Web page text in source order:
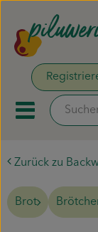
Unsere
Aktionen &
Zurück zu
Brot